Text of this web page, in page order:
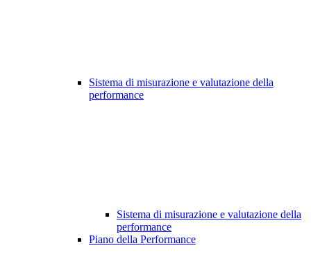
Sistema di misurazione e valutazione della
performance
Sistema di misurazione e valutazione della
performance
Piano della Performance